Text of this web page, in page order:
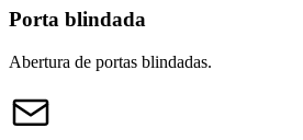
Porta blindada
Abertura de portas blindadas.